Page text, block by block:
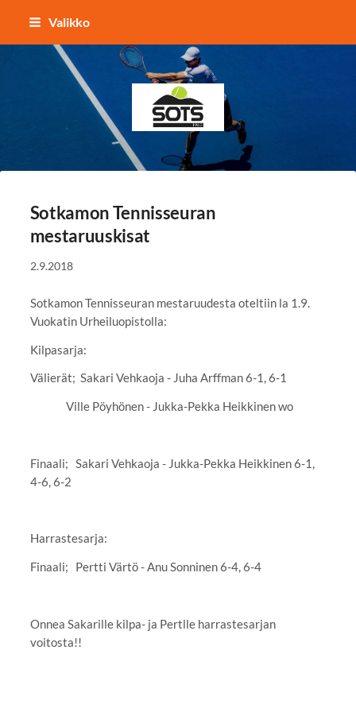
Siirry
sisältöön
Valikko
Sotkamon Tennisseura
Sotkamon Tennisseuran
mestaruuskisat
2.9.2018
Sotkamon Tennisseuran mestaruudesta oteltiin la 1.9.
Vuokatin Urheiluopistolla:
Kilpasarja:
Välierät; Sakari Vehkaoja - Juha Arffman 6-1, 6-1
Ville Pöyhönen - Jukka-Pekka Heikkinen wo
Finaali; Sakari Vehkaoja - Jukka-Pekka Heikkinen 6-1,
4-6, 6-2
Harrastesarja:
Finaali; Pertti Värtö - Anu Sonninen 6-4, 6-4
Onnea Sakarille kilpa- ja Pertlle harrastesarjan
voitosta!!